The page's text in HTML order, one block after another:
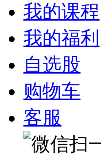
我的课程
我的福利
自选股
购物车
客服